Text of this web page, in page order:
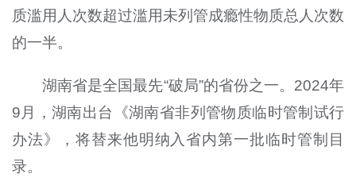
质滥用人次数超过滥用未列管成瘾性物质总人次数
的一半。
湖南省是全国最先“破局”的省份之一。2024年
9月，湖南出台《湖南省非列管物质临时管制试行
办法》，将替来他明纳入省内第一批临时管制目
录。